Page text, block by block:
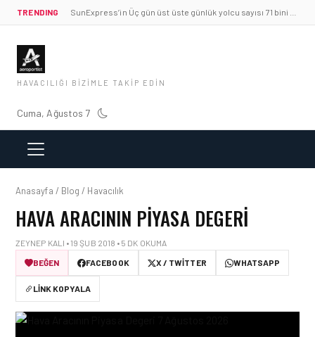
TRENDING
HAVACILIĞI BIZIMLE TAKIP EDIN
Cuma, Ağustos 7
Anasayfa / Blog / Havacılık
HAVA ARACININ PIYASA DEGERI
ZEYNEP KALI • 19 ŞUB 2018 • 5 DK OKUMA
BEĞEN
FACEBOOK X / TWITTER WHATSAPP
LINK KOPYALA